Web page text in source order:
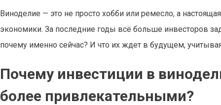
Виноделие — это не просто хобби или ремесло, а
экономики. За последние годы всё больше инвесторов
почему именно сейчас? И что их ждет в будущем,
Почему инвестиции в
более привлекательными?